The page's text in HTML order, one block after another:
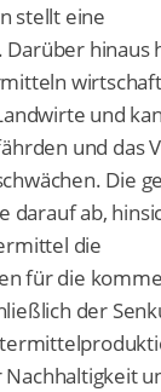
stellt eine
hinaus
und
und das
Die
darauf ab,
die
für die
der